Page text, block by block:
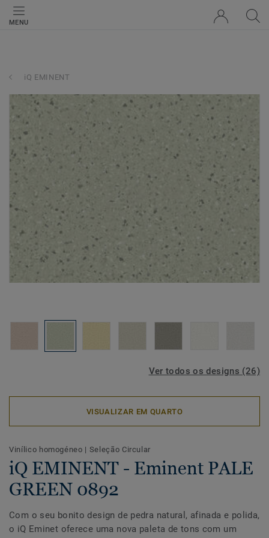
MENU
iQ EMINENT
Ver todos os designs (26)
VISUALIZAR EM QUARTO
Vinílico homogéneo | Seleção Circular
iQ EMINENT - Eminent PALE
GREEN 0892
Com o seu bonito design de pedra natural, afinada e polida,
o iQ Eminet oferece uma nova paleta de tons com um